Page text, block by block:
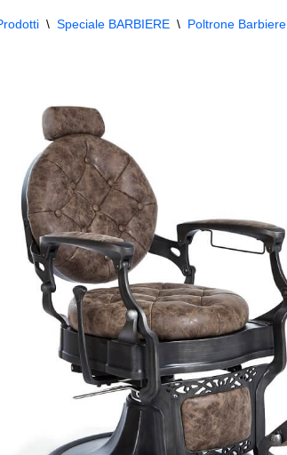
\ Speciale BARBIERE \ Poltrone Barbiere